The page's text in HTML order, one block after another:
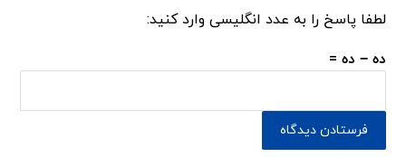
لطفا پاسخ را به عدد انگلیسی وارد کنید:
ده − ده =